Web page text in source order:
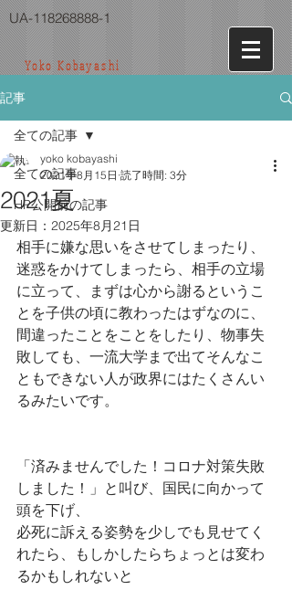
UA-118268888-1
Yoko Kobayashi
記事
全ての記事
HP公開前の記事
全ての記事
2021夏
yoko kobayashi
2021年8月15日 読了時間: 3分
更新日： 2025年8月21日
相手に嫌な思いをさせてしまったり、
迷惑をかけてしまったら、相手の立場
に立って、まずは心から謝るというこ
とを子供の頃に教わったはずなのに、
間違ったことをことをしたり、物事失
敗しても、一流大学まで出てそんなこ
ともできない人が政界にはたくさんい
るみたいです。
「済みませんでした！コロナ対策失敗
しました！」と叫び、国民に向かって
頭を下げ、
必死に訴える姿勢を少しでも見せてく
れたら、もしかしたらちょっとは変わ
るかもしれないと